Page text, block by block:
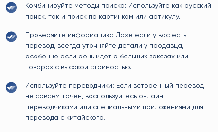
Комбинируйте методы поиска: Используйте как русский
поиск, так и поиск по картинкам или артикулу.
Проверяйте информацию: Даже если у вас есть
перевод, всегда уточняйте детали у продавца,
особенно если речь идет о больших заказах или
товарах с высокой стоимостью.
Используйте переводчики: Если встроенный перевод
не совсем точен, воспользуйтесь онлайн-
переводчиками или специальными приложениями для
перевода с китайского.